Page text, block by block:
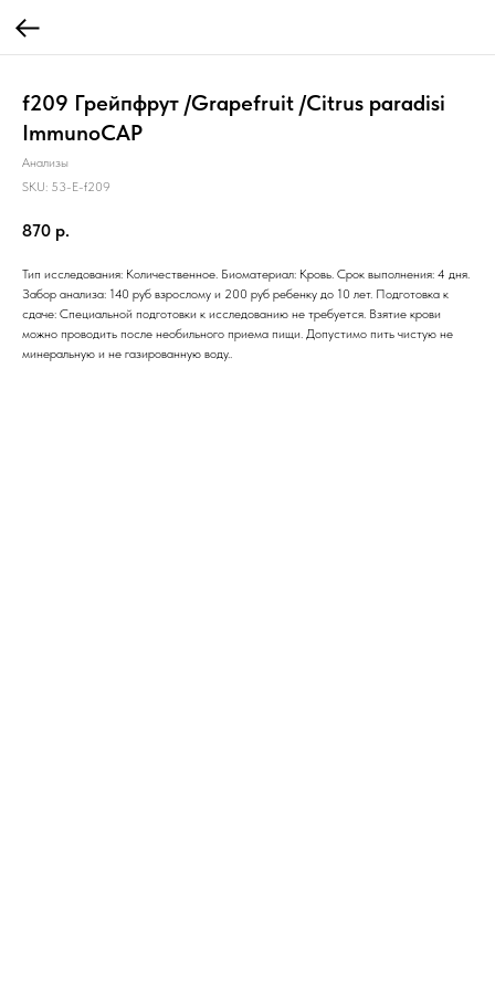
f209 Грейпфрут /Grapefruit /Citrus paradisi
ImmunoCAP
Анализы
SKU: 53-E-f209
870 р.
Тип исследования: Количественное. Биоматериал: Кровь. Срок выполнения: 4 дня.
Забор анализа: 140 руб взрослому и 200 руб ребенку до 10 лет. Подготовка к
сдаче: Специальной подготовки к исследованию не требуется. Взятие крови
можно проводить после необильного приема пищи. Допустимо пить чистую не
минеральную и не газированную воду..